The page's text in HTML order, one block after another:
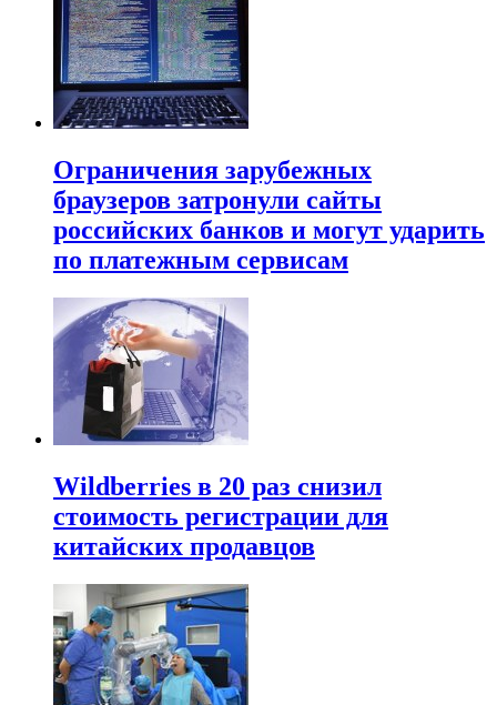
Ограничения зарубежных
браузеров затронули сайты
российских банков и могут ударить
по платежным сервисам
Wildberries в 20 раз снизил
стоимость регистрации для
китайских продавцов